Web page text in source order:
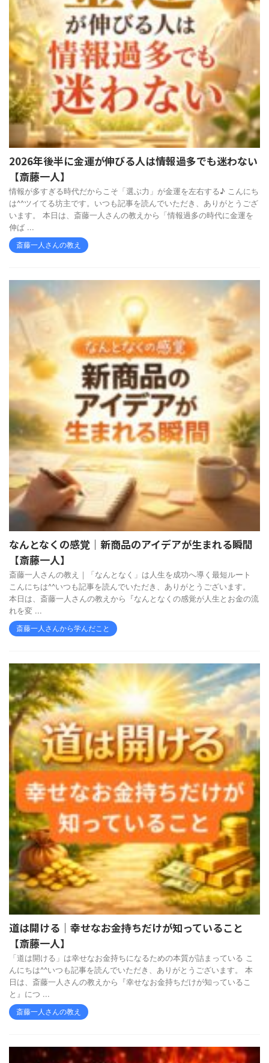
2026年後半に金運が伸びる人は情報過多でも迷わない
【斎藤一人】
情報が多すぎる時代だからこそ「選ぶ力」が金運を左右する♪ こんにち
は^^ツイてる坊主です。いつも記事を読んでいただき、ありがとうござ
います。 本日は、斎藤一人さんの教えから「情報過多の時代に金運を
伸ば ...
斎藤一人さんの教え
なんとなくの感覚｜新商品のアイデアが生まれる瞬間
【斎藤一人】
斎藤一人さんの教え｜「なんとなく」は人生を成功へ導く最短ルート
こんにちは^^いつも記事を読んでいただき、ありがとうございます。
本日は、斎藤一人さんの教えから『なんとなくの感覚が人生とお金の流
れを変 ...
斎藤一人さんから学んだこと
道は開ける｜幸せなお金持ちだけが知っていること
【斎藤一人】
「道は開ける」は幸せなお金持ちになるための本質が詰まっている こ
んにちは^^いつも記事を読んでいただき、ありがとうございます。 本
日は、斎藤一人さんの教えから『幸せなお金持ちだけが知っているこ
と』につ ...
斎藤一人さんの教え